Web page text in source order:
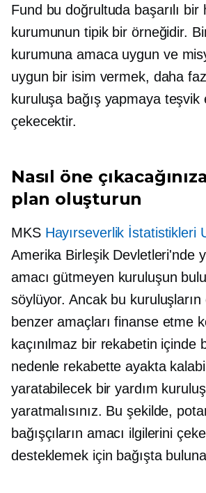
Fund bu doğrultuda başarılı bir
kurumunun tipik bir örneğidir.
kurumuna amaca uygun ve
uygun bir isim vermek, daha
kuruluşa bağış yapmaya teşvik
çekecektir.
Nasıl öne
plan oluşturun
MKS Hayırseverlik İstatistikleri
Amerika Birleşik Devletleri'nde
amacı gütmeyen kuruluşun
söylüyor. Ancak bu
benzer amaçları finanse etme
kaçınılmaz bir rekabetin içinde
nedenle rekabette ayakta
yaratabilecek bir yardım
yaratmalısınız. Bu şekilde,
bağışçıların amacı ilgilerini
desteklemek için bağışta